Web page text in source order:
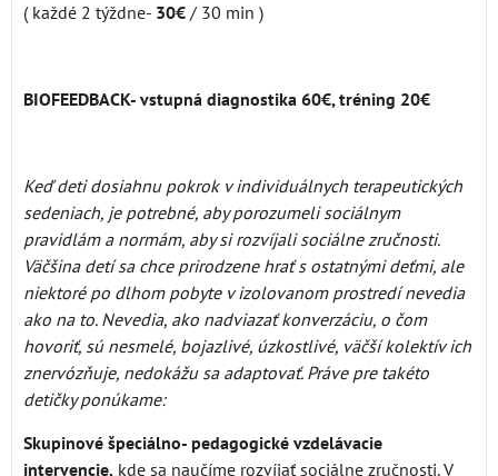
( každé 2 týždne- 30€ / 30 min )
BIOFEEDBACK- vstupná diagnostika 60€, tréning 20€
Keď deti dosiahnu pokrok v individuálnych terapeutických
sedeniach, je potrebné, aby porozumeli sociálnym
pravidlám a normám, aby si rozvíjali sociálne zručnosti.
Väčšina detí sa chce prirodzene hrať s ostatnými deťmi, ale
niektoré po dlhom pobyte v izolovanom prostredí nevedia
ako na to. Nevedia, ako nadviazať konverzáciu, o čom
hovoriť, sú nesmelé, bojazlivé, úzkostlivé, väčší kolektív ich
znervózňuje, nedokážu sa adaptovať. Práve pre takéto
detičky ponúkame:
Skupinové špeciálno- pedagogické vzdelávacie
intervencie, kde sa naučíme rozvíjať sociálne zručnosti. V